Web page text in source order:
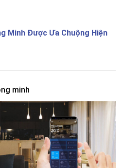
Minh Được Ưa Chuộng Hiện
minh